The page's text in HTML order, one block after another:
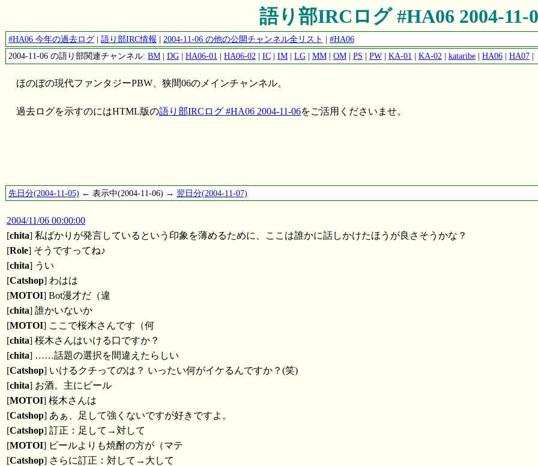
語り部IRCログ #HA06 2004-11-
#HA06 今年の過去ログ| 語り部IRC情報 | 2004-11-06 の他の公開チャンネル全リスト | #HA06
2004-11-06 の語り部関連チャンネル: BM| DG| HA06-01 | HA06-02 | IC| IM| LG| MM| OM| PS | PW| KA-01 | KA-02 | kataribe| HA06| HA07|
ほのぼの現代ファンタジーPBW、狭間06のメインチャンネル。
過去ログを示すのにはHTML版の語り部IRCログ #HA06 2004-11-06をご活用くださいませ。
先日分(2004-11-05) ← 表示中(2004-11-06) → 翌日分(2004-11-07)
2004/11/06 00:00:00
[chita] 私ばかりが発言しているという印象を薄めるために、ここは誰かに話しかけたほうが良さそうかな？
[Role] そうですってね♪
[chita] うい
[Catshop] わはは
[MOTOI] Bot漫才だ（違
[chita] 誰かいないか
[MOTOI] ここで桜木さんです（何
[chita] 桜木さんはいける口ですか？
[chita] ……話題の選択を間違えたらしい
[Catshop] いけるクチってのは？ いったい何がイケるんですか？(笑)
[chita] お酒。主にビール
[MOTOI] 桜木さんは
[Catshop] あぁ、足して強くないですが好きですよ。
[Catshop] 訂正：足して→対して
[MOTOI] ビールよりも焼酎の方が（マテ
[Catshop] さらに訂正：対して→大して